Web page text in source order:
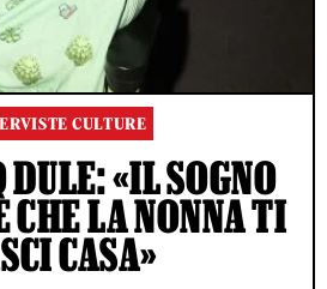
CULTURE
«IL SOGNO
LA NONNA TI
CASA»